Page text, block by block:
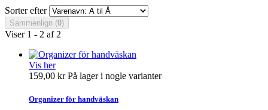
Sorter efter
Sammenlign (0)
Viser 1 - 2 af 2
Vis her
159,00 krPå lager i nogle varianter
Organizer för handväskan